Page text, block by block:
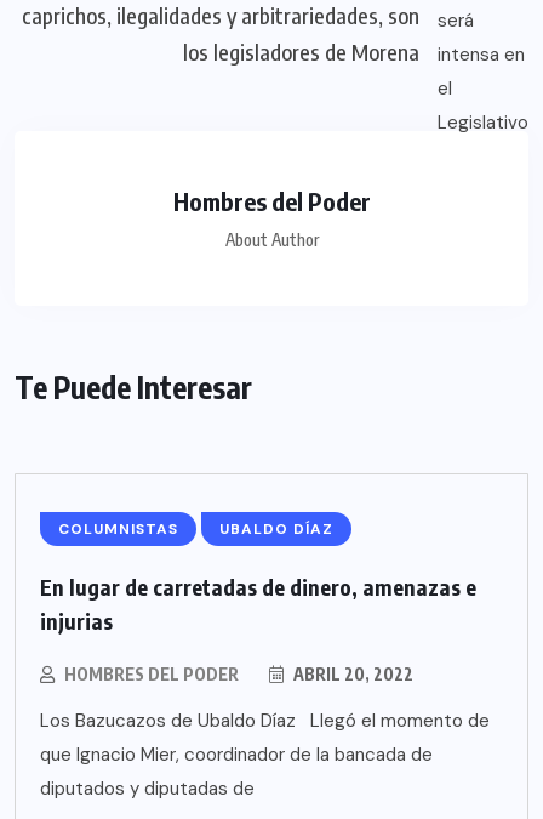
caprichos, ilegalidades y arbitrariedades, son
los legisladores de Morena
Hombres del Poder
About Author
Te Puede Interesar
COLUMNISTAS UBALDO DÍAZ
En lugar de carretadas de dinero, amenazas e
injurias
HOMBRES DEL PODER ABRIL 20, 2022
Los Bazucazos de Ubaldo Díaz Llegó el momento de
que Ignacio Mier, coordinador de la bancada de
diputados y diputadas de